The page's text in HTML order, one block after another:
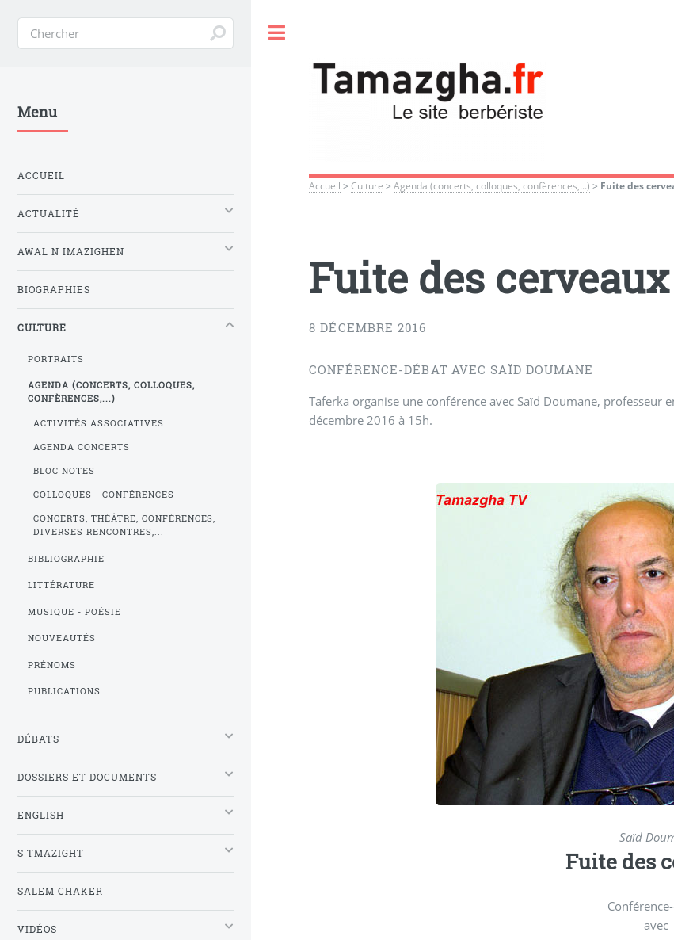
Accueil >Culture >Agenda (concerts, colloques, confèrences,...) > Fuite des
Fuite des cerveaux
8 DÉCEMBRE 2016
CONFÉRENCE-DÉBAT AVEC SAÏD DOUMANE
Taferka organise une conférence avec Saïd Doumane,
décembre 2016 à 15h.
Saïd
Fuite des
avec
Menu
ACCUEIL
ACTUALITÉ
AWAL N IMAZIGHEN
BIOGRAPHIES
CULTURE
PORTRAITS
AGENDA (CONCERTS, COLLOQUES,
CONFÈRENCES,...)
ACTIVITÉS ASSOCIATIVES
AGENDA CONCERTS
BLOC NOTES
COLLOQUES - CONFÉRENCES
CONCERTS, THÉÂTRE, CONFÉRENCES,
DIVERSES RENCONTRES,...
BIBLIOGRAPHIE
LITTÉRATURE
MUSIQUE - POÉSIE
NOUVEAUTÉS
PRÉNOMS
PUBLICATIONS
DÉBATS
DOSSIERS ET DOCUMENTS
ENGLISH
S TMAZIGHT
SALEM CHAKER
VIDÉOS